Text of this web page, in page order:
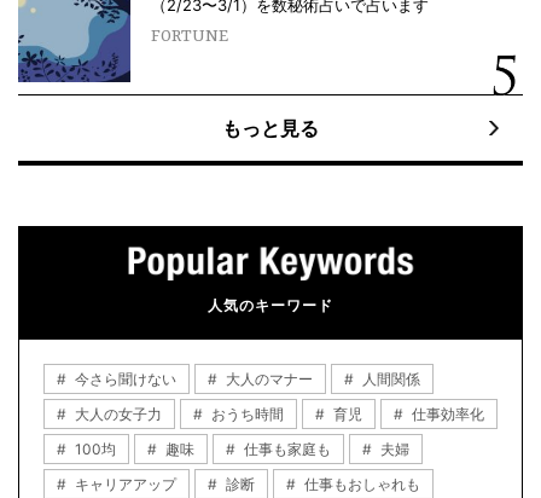
（2/23〜3/1）を数秘術占いで占います
FORTUNE
もっと見る
人気のキーワード
今さら聞けない 大人のマナー
人間関係
大人の女子力
おうち時間 育児
仕事効率化
100均
趣味 仕事も家庭も
夫婦
キャリアアップ
診断
仕事もおしゃれも